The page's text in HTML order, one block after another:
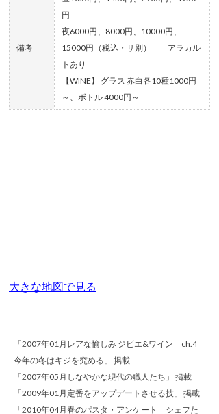
備考
円
夜6000円、8000円、10000円、
15000円（税込・サ別） アラカル
トあり
【WINE】 グラス 赤白各10種1000円
～、ボトル 4000円～
大きな地図で見る
「2007年01月レアな愉しみ ジビエ&ワイン ch.4
今年の冬はキジを究める」 掲載
「2007年05月しなやかな現代の職人たち」 掲載
「2009年01月定番をアップデートさせる技」 掲載
「2010年04月春のパスタ・アンケート シェフた